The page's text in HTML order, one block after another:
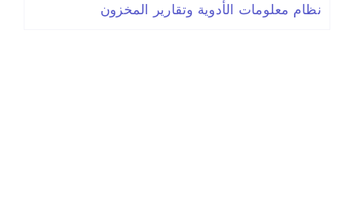
نظام معلومات الأدوية وتقارير المخزون